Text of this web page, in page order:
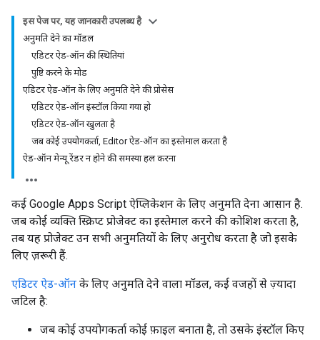
इस पेज पर, यह जानकारी उपलब्ध है
अनुमति देने का मॉडल
एडिटर ऐड-ऑन की स्थितियां
पुष्टि करने के मोड
एडिटर ऐड-ऑन के लिए अनुमति देने की प्रोसेस
एडिटर ऐड-ऑन इंस्टॉल किया गया हो
एडिटर ऐड-ऑन खुलता है
जब कोई उपयोगकर्ता, Editor ऐड-ऑन का इस्तेमाल करता है
ऐड-ऑन मेन्यू रेंडर न होने की समस्या हल करना
कई Google Apps Script ऐप्लिकेशन के लिए अनुमति देना आसान है.
जब कोई व्यक्ति स्क्रिप्ट प्रोजेक्ट का इस्तेमाल करने की कोशिश करता है,
तब यह प्रोजेक्ट उन सभी अनुमतियों के लिए अनुरोध करता है जो इसके
लिए ज़रूरी हैं.
एडिटर ऐड-ऑन के लिए अनुमति देने वाला मॉडल, कई वजहों से ज़्यादा
जटिल है:
जब कोई उपयोगकर्ता कोई फ़ाइल बनाता है, तो उसके इंस्टॉल किए